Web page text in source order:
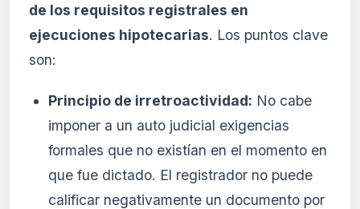
de los requisitos registrales en
ejecuciones hipotecarias. Los puntos clave
son:
Principio de irretroactividad: No cabe
imponer a un auto judicial exigencias
formales que no existían en el momento en
que fue dictado. El registrador no puede
calificar negativamente un documento por